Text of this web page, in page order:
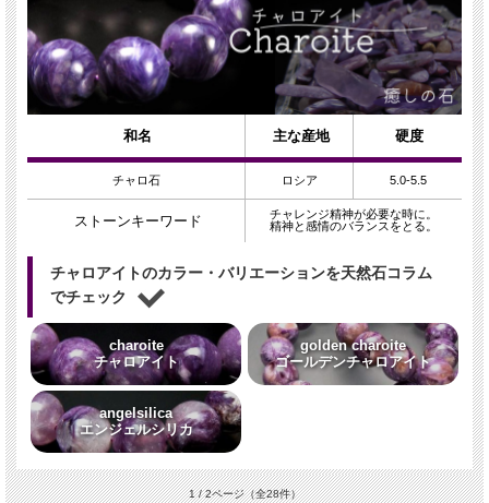
和名 主な産地 硬度
チャロ石 ロシア 5.0-5.5
ストーンキーワード
チャレンジ精神が必要な時に。
精神と感情のバランスをとる。
チャロアイトのカラー・バリエーションを天然石コラム
でチェック
charoite
チャロアイト
golden charoite
ゴールデンチャロアイト
angelsilica
エンジェルシリカ
1 / 2ページ（全28件）